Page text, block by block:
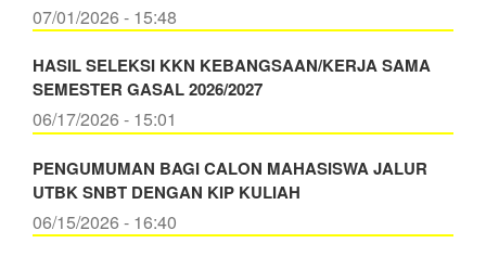
07/01/2026 - 15:48
HASIL SELEKSI KKN KEBANGSAAN/KERJA SAMA
SEMESTER GASAL 2026/2027
06/17/2026 - 15:01
PENGUMUMAN BAGI CALON MAHASISWA JALUR
UTBK SNBT DENGAN KIP KULIAH
06/15/2026 - 16:40